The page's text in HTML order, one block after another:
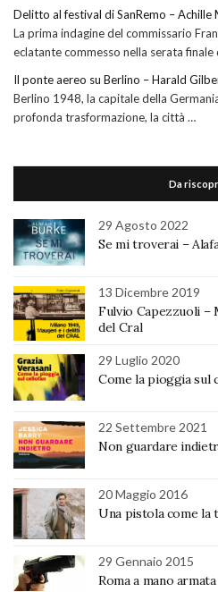
Delitto al festival di SanRemo – Achille
La prima indagine del commissario
eclatante commesso nella serata finale
Il ponte aereo su Berlino – Harald
Berlino 1948, la capitale della
profonda trasformazione, la città …
Da
29 Agosto 2022
Se mi troverai –
13 Dicembre 2019
Fulvio Capezzuoli –
del Cral
29 Luglio 2020
Come la pioggia sul
22 Settembre 2021
Non guardare
20 Maggio 2016
Una pistola come la
29 Gennaio 2015
Roma a mano armata